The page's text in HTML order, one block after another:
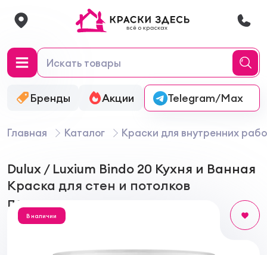
Бренды Акции Онлайн-колеровка
Telegram/Max
Главная Каталог Краски для внутренних
Dulux / Luxium Bindo 20 Кухня и Ванная
Краcка для стен и потолков
полуматовая
В наличии